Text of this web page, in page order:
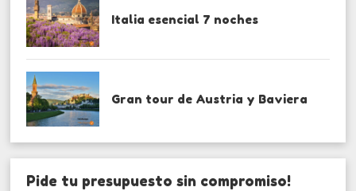
Italia esencial 7 noches
Gran tour de Austria y Baviera
Pide tu presupuesto sin compromiso!